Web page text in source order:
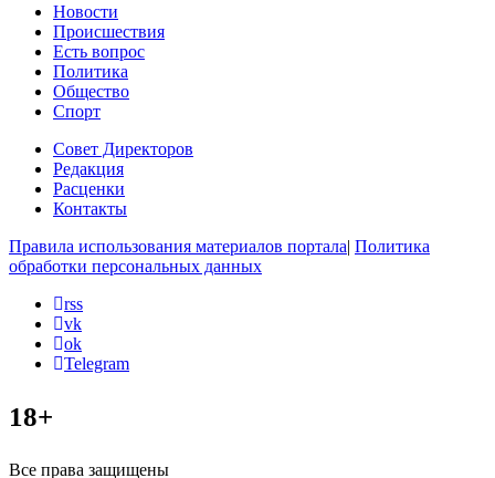
Новости
Происшествия
Есть вопрос
Политика
Общество
Спорт
Совет Директоров
Редакция
Расценки
Контакты
Правила использования материалов портала| Политика
обработки персональных данных
rss
vk
ok
Telegram
18+
Все права защищены